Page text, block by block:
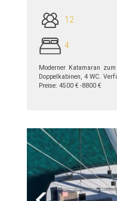
12
4
Moderner Katamaran
Doppelkabinen, 4 WC.
Preise: 4500 € -8800 €